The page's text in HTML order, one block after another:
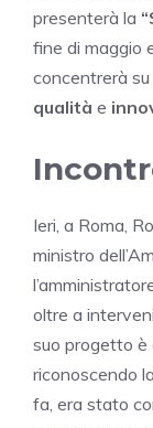
presenterà la
fine di maggio
concentrerà
qualità e
Ieri, a Roma,
ministro
oltre a
suo progetto è
riconoscendo
fa, era stato